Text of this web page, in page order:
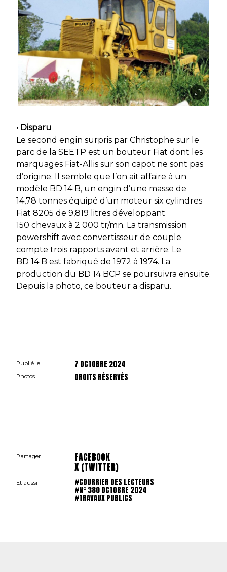
• Disparu
Le second engin surpris par Christophe sur le
parc de la SEETP est un bouteur Fiat dont les
marquages Fiat-Allis sur son capot ne sont pas
d’origine. Il semble que l’on ait affaire à un
modèle BD 14 B, un engin d’une masse de
14,78 tonnes équipé d’un moteur six cylindres
Fiat 8205 de 9,819 litres développant
150 chevaux à 2 000 tr/mn. La transmission
powershift avec convertisseur de couple
compte trois rapports avant et arrière. Le
BD 14 B est fabriqué de 1972 à 1974. La
production du BD 14 BCP se poursuivra ensuite.
Depuis la photo, ce bouteur a disparu.
Publié le 7 OCTOBRE 2024
Photos DROITS RÉSERVÉS
Partager FACEBOOK
X (TWITTER)
Et aussi #COURRIER DES LECTEURS
#N° 380 OCTOBRE 2024
#TRAVAUX PUBLICS